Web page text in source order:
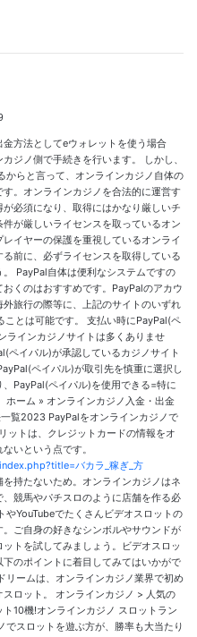
方法としてeウォレットを使う場合
ジノ側で手続きを行います。 しかし、
からと言って、オンラインカジノ自体の
。オンラインカジノを合法的に運営す
必須になり、取得にはかなり厳しいチ
件が厳しいライセンスを取っているオン
イヤーの保護を重視しているオンライ
前に、必ずライセンスを取得している
PayPal自体は便利なシステムですの
くのはおすすめです。PayPalのアカウ
旅行の際等に、上記のサイトのいずれ
ことは可能です。 支払い時にPayPal(ペ
ラインカジノサイトは多くありませ
ペイパル)が承認しているカジノサイト
ペイパル)が取引先を慎重に選択し
PayPal(ペイパル)を使用できる=特に
ホーム » オンラインカジノ入金・出金
覧2023 PayPalをオンラインカジノで
ットは、クレジットカードの情報をオ
いという点です。
バカラ_稼ぎ_方
持たないため。オンラインカジノはネ
、競馬やパチスロのように店舗を作る必
やYouTubeでたくさんビデオスロットの
ご自身の好きなシンボルやサウンドが
トを試してみましょう。ビデオスロッ
下のポイントに着目してみてはいかがで
リームは、オンラインカジノ業界で初め
ロット。 オンラインカジノ > 人気の
ト10機!オンラインカジノ スロットラン
でスロットを遊ぶ方が、勝率も大当たり